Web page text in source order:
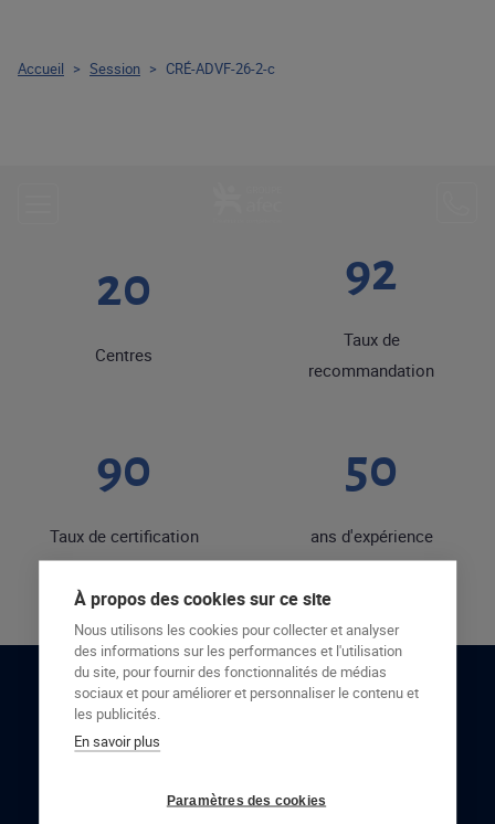
20
Centres
92
Taux de
recommandation
90
Taux de certification
50
ans d'expérience
RESTONS EN CONTACT
Accueil > Session > CRÉ-ADVF-26-2-c
À propos des cookies sur ce site
Nous utilisons les cookies pour collecter et analyser
des informations sur les performances et l'utilisation
du site, pour fournir des fonctionnalités de médias
sociaux et pour améliorer et personnaliser le contenu et
les publicités.
En savoir plus
Paramètres des cookies